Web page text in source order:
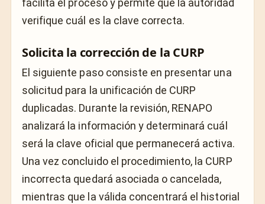
facilita el proceso y permite que la autoridad
verifique cuál es la clave correcta.
Solicita la corrección de la CURP
El siguiente paso consiste en presentar una
solicitud para la unificación de CURP
duplicadas. Durante la revisión, RENAPO
analizará la información y determinará cuál
será la clave oficial que permanecerá activa.
Una vez concluido el procedimiento, la CURP
incorrecta quedará asociada o cancelada,
mientras que la válida concentrará el historial